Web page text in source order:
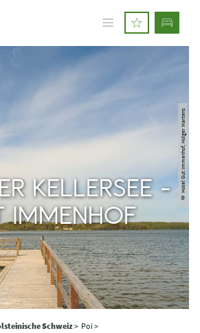
© Hotel Gut Immenhof, Holger Martens
KELLERSEE -
IMMENHOF
Schweiz> Poi >